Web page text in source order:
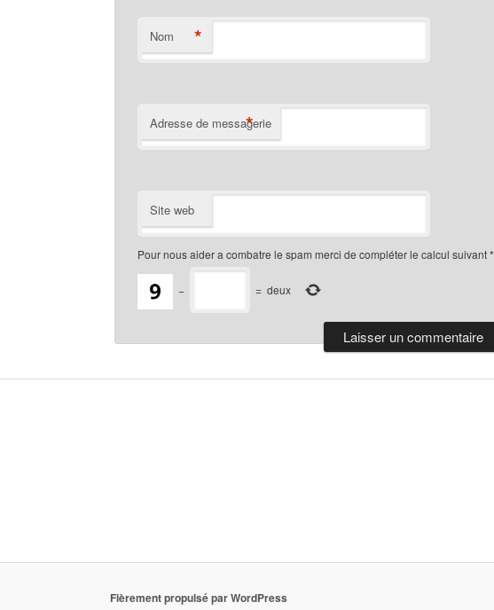
Nom *
Adresse de messagerie
*
Site web
Pour nous aider a combatre le spam merci de compléter le calcul suivant*
− = deux
Fièrement propulsé par WordPress